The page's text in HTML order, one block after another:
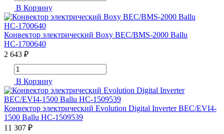
В Корзину
Конвектор электрический Boxy BEC/BMS-2000 Ballu
НС-1700640
2 643 ₽
В Корзину
Конвектор электрический Evolution Digital Inverter BEC/EVI4-
1500 Ballu НС-1509539
11 307 ₽